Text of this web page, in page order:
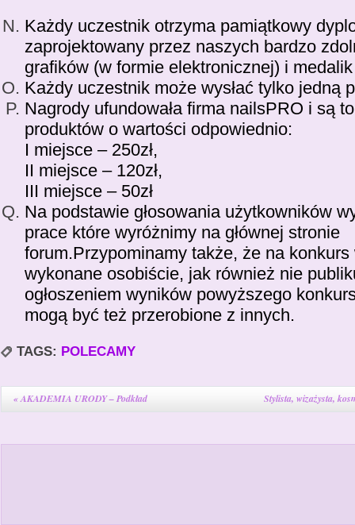
Każdy uczestnik otrzyma pamiątkowy
zaprojektowany przez naszych bardzo
grafików (w formie elektronicznej) i
Każdy uczestnik może wysłać tylko jedną
Nagrody ufundowała firma nailsPRO i są
produktów o wartości odpowiednio:
I miejsce – 250zł,
II miejsce – 120zł,
III miejsce – 50zł
Na podstawie głosowania użytkowników
prace które wyróżnimy na głównej stronie
forum.Przypominamy także, że na konkurs
wykonane osobiście, jak również nie
ogłoszeniem wyników powyższego
mogą być też przerobione z innych.
TAGS: POLECAMY
«AKADEMIA URODY – Podkład Stylista, wizażysta,